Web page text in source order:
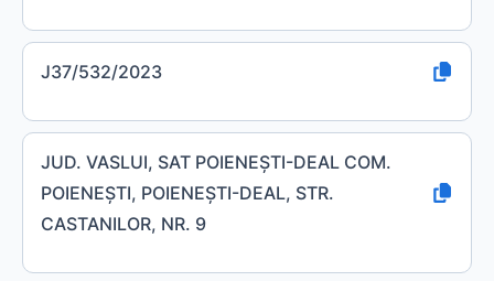
J37/532/2023
JUD. VASLUI, SAT POIENEŞTI-DEAL COM.
POIENEŞTI, POIENEŞTI-DEAL, STR.
CASTANILOR, NR. 9